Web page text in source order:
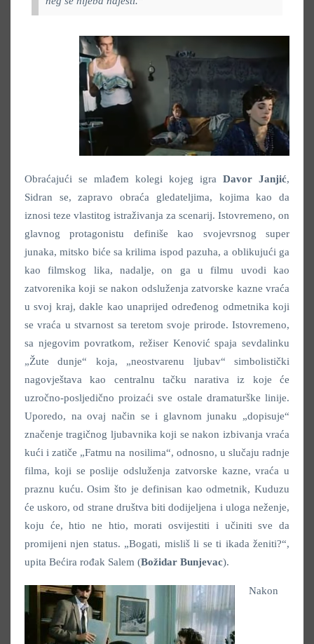
Obraćajući se mlađem kolegi kojeg igra Davor Janjić,
Sidran se, zapravo obraća gledateljima, kojima kao da
iznosi teze vlastitog istraživanja za scenarij. Istovremeno, on
glavnog protagonistu definiše kao svojevrsnog super
junaka, mitsko biće sa krilima ispod pazuha, a oblikujući ga
kao filmskog lika, nadalje, on ga u filmu uvodi kao
zatvorenika koji se nakon odsluženja zatvorske kazne vraća
u svoj kraj, dakle kao unaprijed određenog odmetnika koji
se vraća u stvarnost sa teretom svoje prirode. Istovremeno,
sa njegovim povratkom, režiser Kenović spaja sevdalinku
„Žute dunje“ koja, „neostvarenu ljubav“ simbolistički
nagovještava kao centralnu tačku narativa iz koje će
uzročno-posljedično proizaći sve ostale dramaturške linije.
Uporedo, na ovaj način se i glavnom junaku „dopisuje“
značenje tragičnog ljubavnika koji se nakon izbivanja vraća
kući i zatiče „Fatmu na nosilima“, odnosno, u slučaju radnje
filma, koji se poslije odsluženja zatvorske kazne, vraća u
praznu kuću. Osim što je definisan kao odmetnik, Kuduzu
će uskoro, od strane društva biti dodijeljena i uloga neženje,
koju će, htio ne htio, morati osvijestiti i učiniti sve da
promijeni njen status. „Bogati, misliš li se ti ikada ženiti?“,
upita Bećira rođak Salem (Božidar Bunjevac).
Nakon